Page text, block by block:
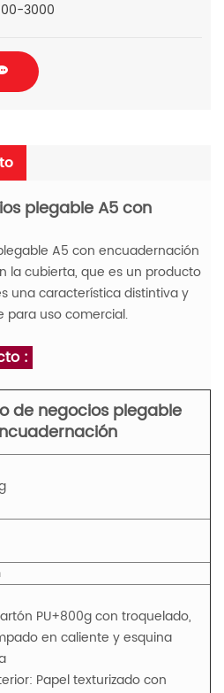
3000
plegable A5 con
A5 con encuadernación
la cubierta, que es un producto
una característica distintiva y
uso comercial.
:
de negocios plegable
PU+800g con troquelado,
en caliente y esquina
Papel texturizado con